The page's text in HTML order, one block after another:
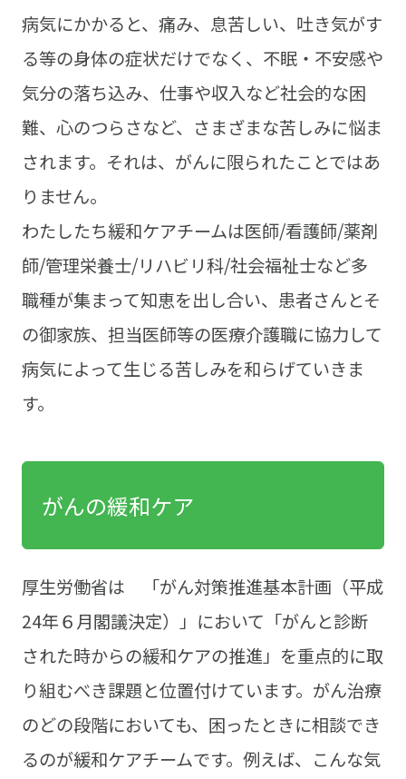
病気にかかると、痛み、息苦しい、吐き気がす
る等の身体の症状だけでなく、不眠・不安感や
気分の落ち込み、仕事や収入など社会的な困
難、心のつらさなど、さまざまな苦しみに悩ま
されます。それは、がんに限られたことではあ
りません。
わたしたち緩和ケアチームは医師/看護師/薬剤
師/管理栄養士/リハビリ科/社会福祉士など多
職種が集まって知恵を出し合い、患者さんとそ
の御家族、担当医師等の医療介護職に協力して
病気によって生じる苦しみを和らげていきま
す。
がんの緩和ケア
厚生労働省は 「がん対策推進基本計画（平成
24年６月閣議決定）」において「がんと診断
された時からの緩和ケアの推進」を重点的に取
り組むべき課題と位置付けています。がん治療
のどの段階においても、困ったときに相談でき
るのが緩和ケアチームです。例えば、こんな気